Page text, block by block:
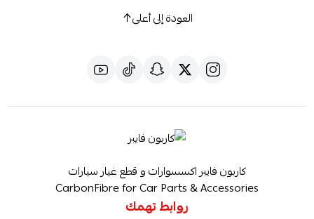
العودة إلى أعلى
كاربون فايبر اكسسوارات و قطع غيار سيارات
CarbonFibre for Car Parts & Accessories
روابط تهمك